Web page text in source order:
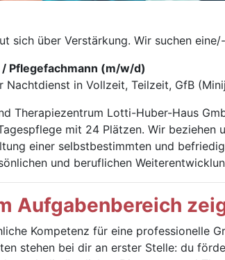
sich über Verstärkung. Wir suchen
Pflegefachmann (m/w/d)
Nachtdienst in Vollzeit, Teilzeit, GfB
Therapiezentrum Lotti-Huber-Haus
mit 24 Plätzen. Wir beziehen
einer selbstbestimmten und
und beruflichen
Aufgabenbereich
Kompetenz für eine professionelle
stehen bei dir an erster Stelle: du